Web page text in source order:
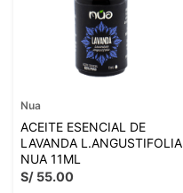
Nua
ACEITE ESENCIAL DE
LAVANDA L.ANGUSTIFOLIA
NUA 11ML
S/ 55.00